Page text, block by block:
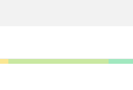
المحتوى